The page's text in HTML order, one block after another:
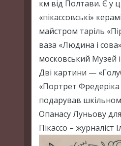
км від Полтави. Є у
«пікассовські»
майстром таріль
ваза «Людина і
московський Музей
Дві картини —
«Портрет
подарував
Опанасу Луньову
Пікассо – журналіст